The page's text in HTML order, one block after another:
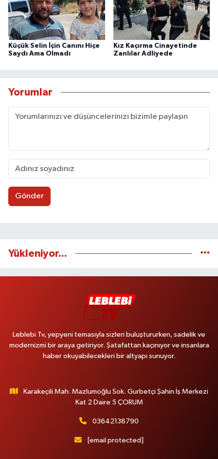
Küçük Selin İçin Canını Hiçe
Saydı Ama Olmadı
Kız Kaçırma Cinayetinde
Zanlılar Adliyede
Yorumlar
Gönder
Yükleniyor...
Leblebi Tv, yepyeni temasıyla sizleri buluştururken, sadelik ve
modernizmi bir araya getiriyor. Şatafattan kaçınıyor ve insanlara
haber okuyabilecekleri bir altyapı sunuyor.
Karakeçili Mah. Mazlumoğlu Sok. Gurbetçi Şahin İş Merkezi
Kat 2 Daire 5 ÇORUM
03642138790
[email protected]